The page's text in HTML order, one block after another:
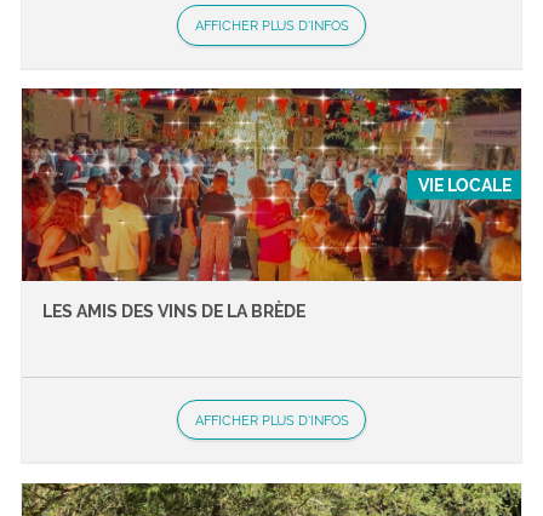
AFFICHER PLUS D'INFOS
VIE LOCALE
LES AMIS DES VINS DE LA BRÈDE
AFFICHER PLUS D'INFOS